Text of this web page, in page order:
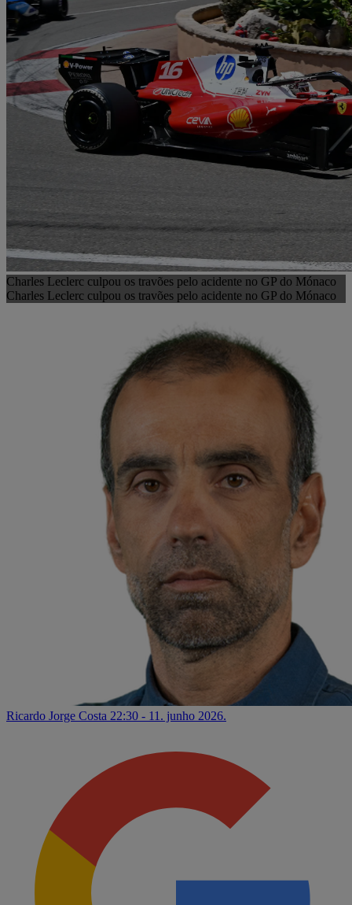
Charles Leclerc culpou os travões pelo acidente no GP do Mónaco
Charles Leclerc culpou os travões pelo acidente no GP do Mónaco
Ricardo Jorge Costa 22:30 - 11. junho 2026.